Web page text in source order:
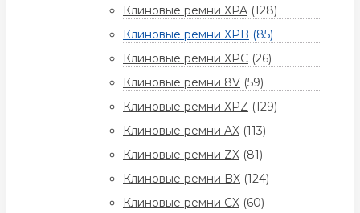
Клиновые ремни XPA (128)
Клиновые ремни XPB (85)
Клиновые ремни XPC (26)
Клиновые ремни 8V (59)
Клиновые ремни XPZ (129)
Клиновые ремни AX (113)
Клиновые ремни ZX (81)
Клиновые ремни BX (124)
Клиновые ремни CX (60)